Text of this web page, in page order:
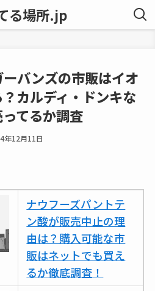
る場所.jp
バンズの市販はイオ
カルディ・ドンキな
てるか調査
年12月11日
ナウフーズパントテ
ン酸が販売中止の理
由は？購入可能な市
販はネットでも買え
るか徹底調査！